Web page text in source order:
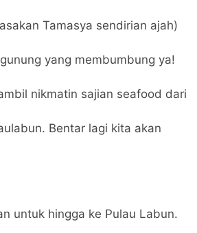
Tamasya sendirian ajah)
yang membumbung ya!
nikmatin sajian seafood dari
Bentar lagi kita akan
untuk hingga ke Pulau Labun.